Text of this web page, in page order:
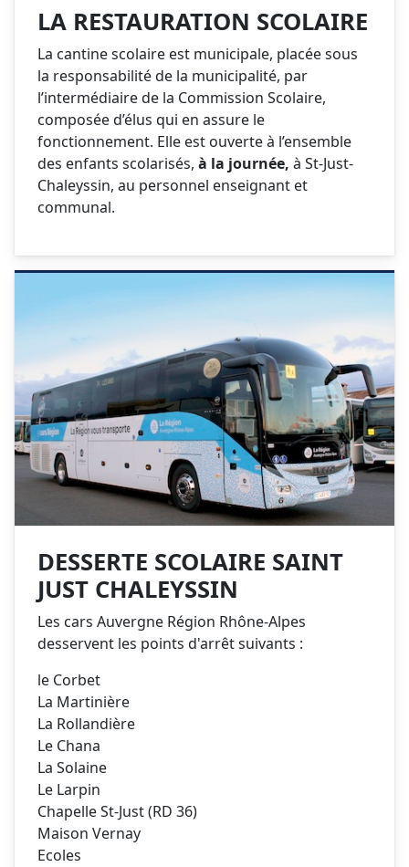
LA RESTAURATION SCOLAIRE
La cantine scolaire est municipale, placée sous
la responsabilité de la municipalité, par
l’intermédiaire de la Commission Scolaire,
composée d’élus qui en assure le
fonctionnement. Elle est ouverte à l’ensemble
des enfants scolarisés, à la journée, à St-Just-
Chaleyssin, au personnel enseignant et
communal.
DESSERTE SCOLAIRE SAINT
JUST CHALEYSSIN
Les cars Auvergne Région Rhône-Alpes
desservent les points d'arrêt suivants :
le Corbet
La Martinière
La Rollandière
Le Chana
La Solaine
Le Larpin
Chapelle St-Just (RD 36)
Maison Vernay
Ecoles